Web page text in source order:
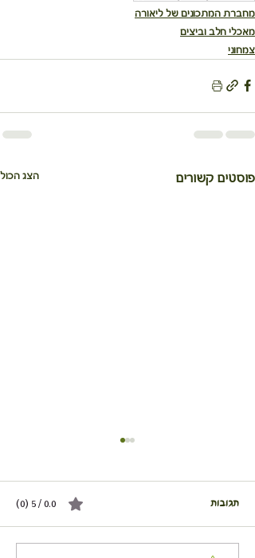
מחברת המתכונים של ליאורה
מאכלי חלב וביצים
צמחוני
פוסטים קשורים הצג הכול
תגובות 0.0 / 5 ‏(0)